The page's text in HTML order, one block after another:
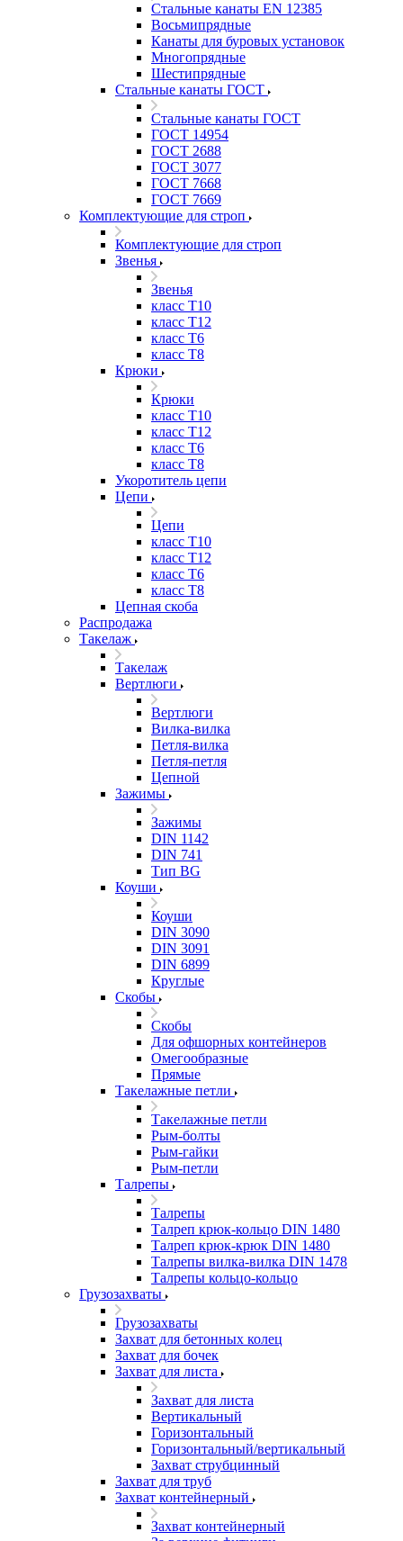
Стальные канаты EN 12385
Восьмипрядные
Канаты для буровых установок
Многопрядные
Шестипрядные
Стальные канаты ГОСТ
Стальные канаты ГОСТ
ГОСТ 14954
ГОСТ 2688
ГОСТ 3077
ГОСТ 7668
ГОСТ 7669
Комплектующие для строп
Комплектующие для строп
Звенья
Звенья
класс Т10
класс Т12
класс Т6
класс Т8
Крюки
Крюки
класс Т10
класс Т12
класс Т6
класс Т8
Укоротитель цепи
Цепи
Цепи
класс Т10
класс Т12
класс Т6
класс Т8
Цепная скоба
Распродажа
Такелаж
Такелаж
Вертлюги
Вертлюги
Вилка-вилка
Петля-вилка
Петля-петля
Цепной
Зажимы
Зажимы
DIN 1142
DIN 741
Тип BG
Коуши
Коуши
DIN 3090
DIN 3091
DIN 6899
Круглые
Скобы
Скобы
Для офшорных контейнеров
Омегообразные
Прямые
Такелажные петли
Такелажные петли
Рым-болты
Рым-гайки
Рым-петли
Талрепы
Талрепы
Талреп крюк-кольцо DIN 1480
Талреп крюк-крюк DIN 1480
Талрепы вилка-вилка DIN 1478
Талрепы кольцо-кольцо
Грузозахваты
Грузозахваты
Захват для бетонных колец
Захват для бочек
Захват для листа
Захват для листа
Вертикальный
Горизонтальный
Горизонтальный/вертикальный
Захват струбцинный
Захват для труб
Захват контейнерный
Захват контейнерный